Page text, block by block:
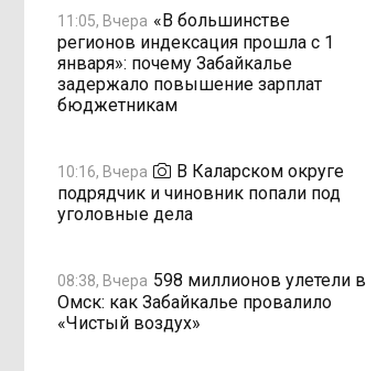
11:05, Вчера «В большинстве
регионов индексация прошла с 1
января»: почему Забайкалье
задержало повышение зарплат
бюджетникам
10:16, Вчера
В Каларском округе
подрядчик и чиновник попали под
уголовные дела
08:38, Вчера 598 миллионов улетели в
Омск: как Забайкалье провалило
«Чистый воздух»